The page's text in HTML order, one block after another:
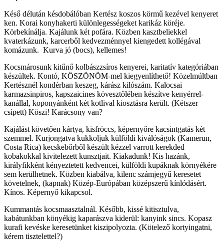
Késő délután késdobálóban Kertész koszos körmű kezével kenyeret
ken. Korai konyhakerti különlegességeket karikáz köréje.
Körbekínálja. Kajálunk két pofára. Közben kasztbeliekkel
kvaterkázunk, karcerből kedvezménnyel kiengedett kollégával
komázunk. Kurva jó (bocs), kellemes!
Kocsmárosunk kitűnő kolbászzsíros kenyerei, karitatív kategóriában
készültek. Kontó, KÖSZÖNÖM-mel kiegyenlíthető! Közelmúltban
Kertésznél kondérban keszeg, kárász kilószám. Kalocsai
karmazsinpiros, kapszaicines kövesztőlében készítve kenyérrel-
kanállal, koponyánként két kotlival kiosztásra került. (Kétszer
csípett) Köszi! Karácsony van?
Kajálást követően kártya, kisfröccs, képernyőre kacsintgatás két
szemmel. Kurjongatva kukkoljuk külföldi kiválóságok (Kamerun,
Costa Rica) kecskebőrből készült kézzel varrott kerekded
kobakokkal kivitelezett kunsztjait. Kiakadunk! Kis hazánk,
királyfikként kényeztetett kedvencei, külföldi kupáknak környékére
sem kerülhetnek. Közben kiabálva, kilenc számjegyű keresetet
követelnek, (kapnak) Közép-Európában középszerű kínlódásért.
Kínos. Képernyő kikapcsol.
Kummantás kocsmaasztalnál. Később, kissé kitisztulva,
kabátunkban könyékig kaparászva kiderül: kanyink sincs. Kopasz
kurafi kevéske keresetünket kiszipolyozta. (Kötelező kortyingatni,
kérem tisztelettel?)